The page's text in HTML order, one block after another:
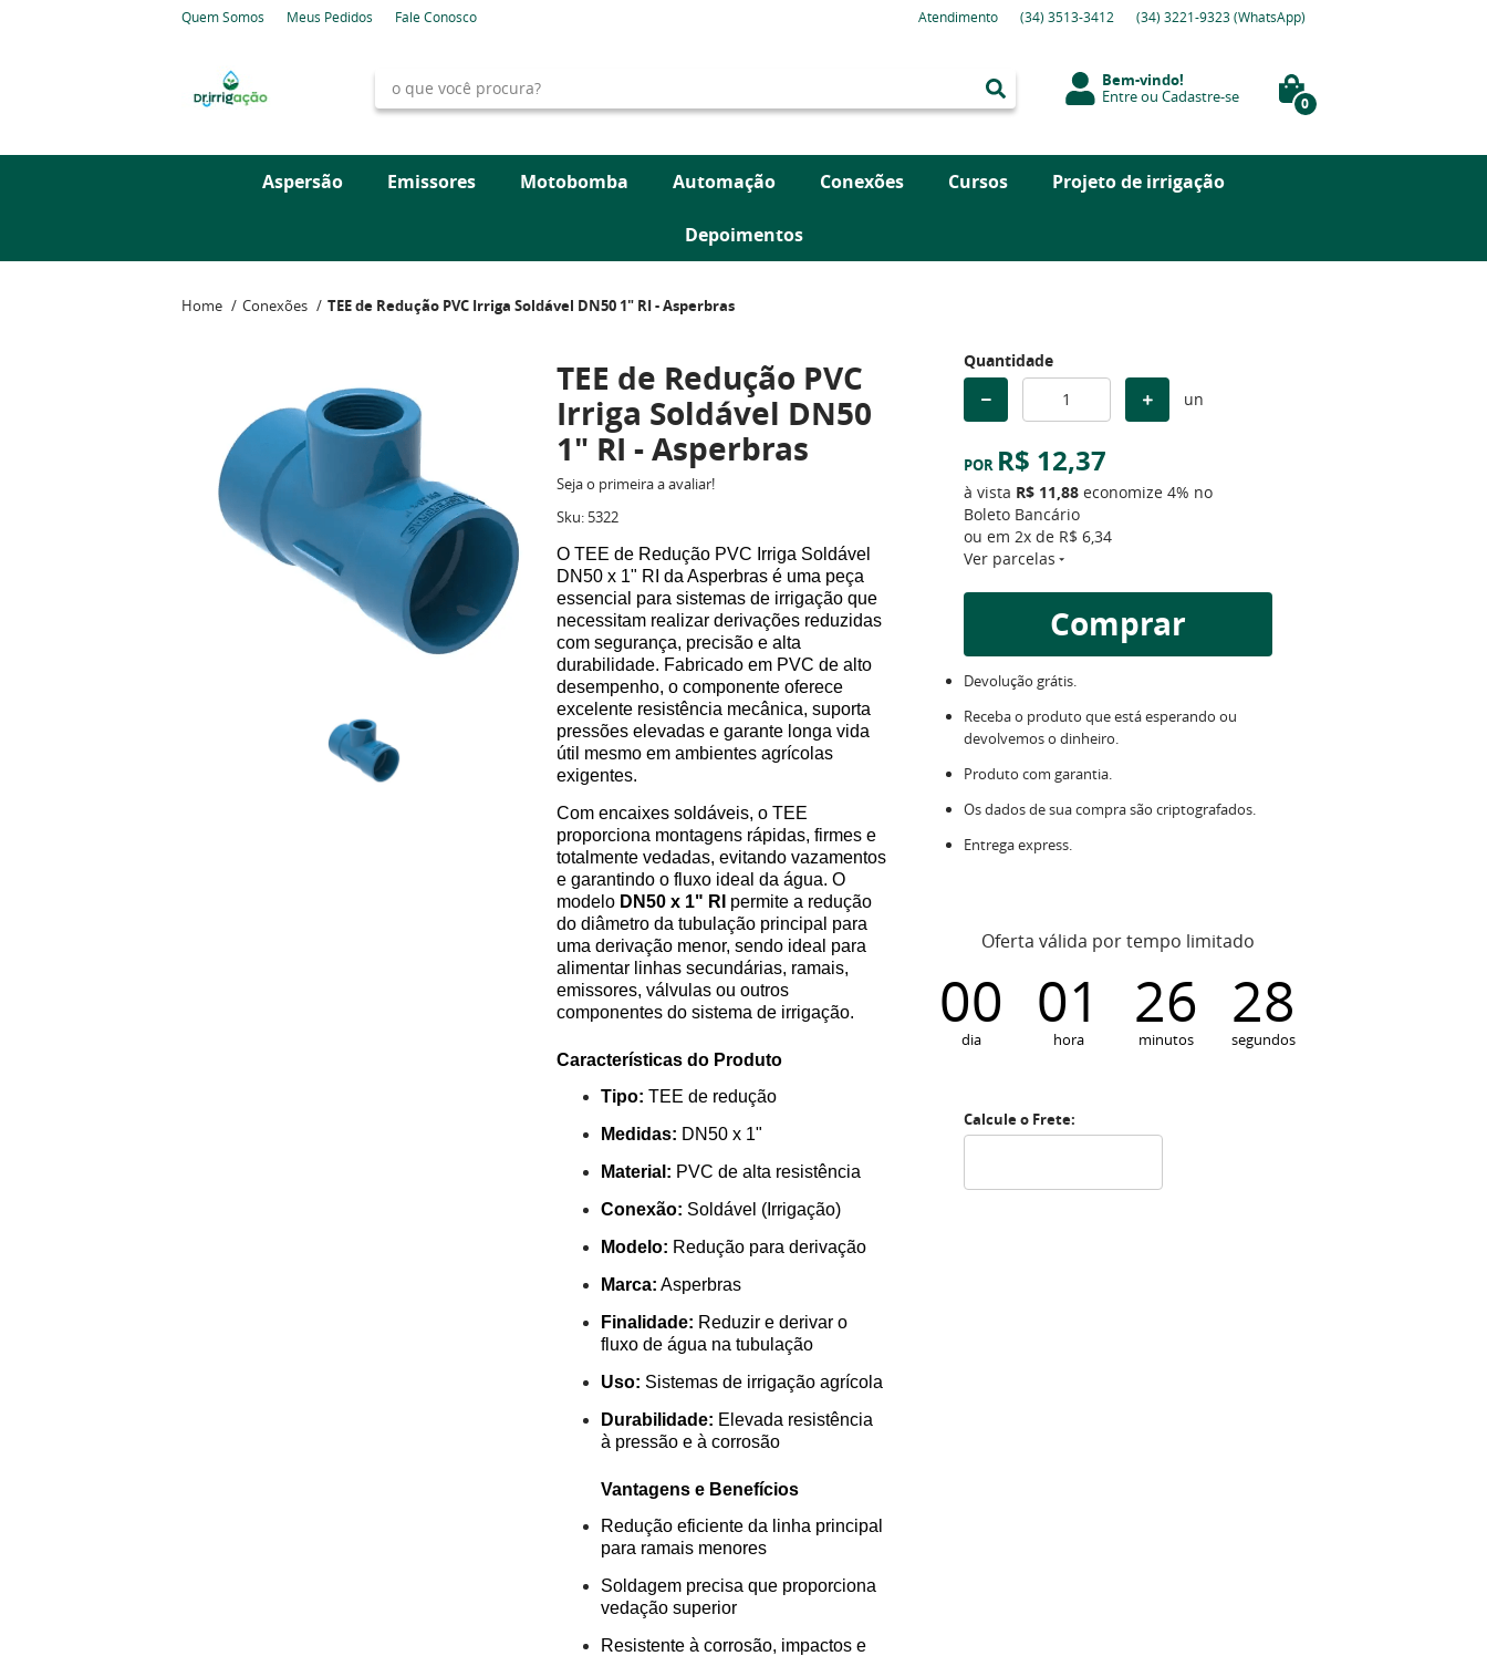
Quem Somos Meus Pedidos Fale Conosco Atendimento (34) 3513-3412 (34) 3221-9323(WhatsApp)
Bem-vindo!
EntreouCadastre-se 0
Aspersão Emissores Motobomba Automação Conexões Cursos Projeto de irrigação
Depoimentos
Home Conexões TEE de Redução PVC Irriga Soldável DN50 1" RI - Asperbras
TEE de Redução PVC
Irriga Soldável DN50
1" RI - Asperbras
Seja o primeira a avaliar!
Sku: 5322
O TEE de Redução PVC Irriga Soldável
DN50 x 1" RI da Asperbras é uma peça
essencial para sistemas de irrigação que
necessitam realizar derivações reduzidas
com segurança, precisão e alta
durabilidade. Fabricado em PVC de alto
desempenho, o componente oferece
excelente resistência mecânica, suporta
pressões elevadas e garante longa vida
útil mesmo em ambientes agrícolas
exigentes.
Com encaixes soldáveis, o TEE
proporciona montagens rápidas, firmes e
totalmente vedadas, evitando vazamentos
e garantindo o fluxo ideal da água. O
modelo DN50 x 1" RI permite a redução
do diâmetro da tubulação principal para
uma derivação menor, sendo ideal para
alimentar linhas secundárias, ramais,
emissores, válvulas ou outros
componentes do sistema de irrigação.
Características do Produto
Tipo: TEE de redução
Medidas: DN50 x 1"
Material: PVC de alta resistência
Conexão: Soldável (Irrigação)
Modelo: Redução para derivação
Marca: Asperbras
Finalidade: Reduzir e derivar o
fluxo de água na tubulação
Uso: Sistemas de irrigação agrícola
Durabilidade: Elevada resistência
à pressão e à corrosão
Vantagens e Benefícios
Redução eficiente da linha principal
para ramais menores
Soldagem precisa que proporciona
vedação superior
Resistente à corrosão, impactos e
Quantidade
un
POR R$ 12,37
à vista R$ 11,88 economize4% no
Boleto Bancário
ou em2x de R$ 6,34
Ver parcelas
Comprar
Devolução grátis.
Receba o produto que está esperando ou
devolvemos o dinheiro.
Produto com garantia.
Os dados de sua compra são criptografados.
Entrega express.
Oferta válida por tempo limitado
00
dia
01
hora
26
minutos
27
segundos
Calcule o Frete: